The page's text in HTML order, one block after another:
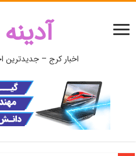
اخبار کرج – جدیدترین